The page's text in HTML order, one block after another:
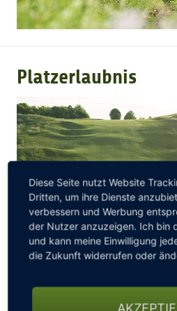
Platzerlaubnis
Diese Seite nutzt Website
Dritten, um ihre Dienste
verbessern und Werbung
der Nutzer anzuzeigen. Ich bin
und kann meine Einwilligung
die Zukunft widerrufen oder